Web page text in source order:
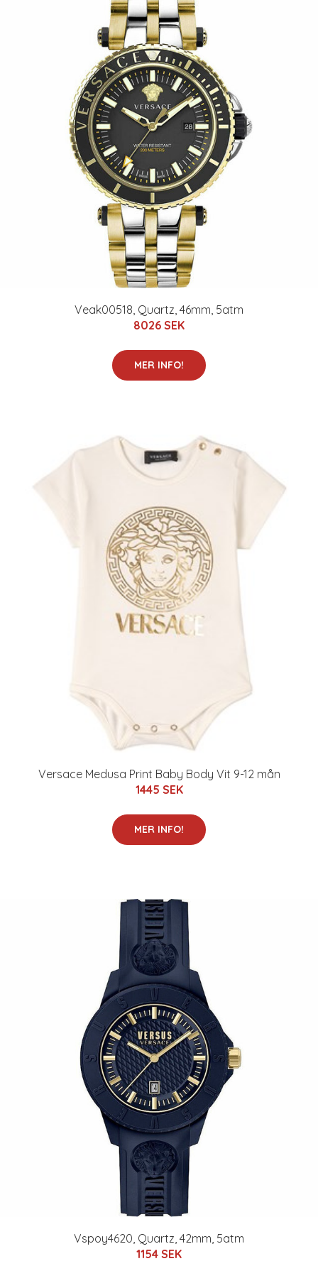
Veak00518, Quartz, 46mm, 5atm
8026 SEK
MER INFO!
Versace Medusa Print Baby Body Vit 9-12 mån
1445 SEK
MER INFO!
Vspoy4620, Quartz, 42mm, 5atm
1154 SEK